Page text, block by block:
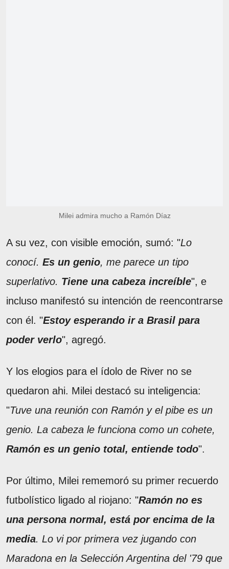
Milei admira mucho a Ramón Díaz
A su vez, con visible emoción, sumó: "Lo
conocí. Es un genio, me parece un tipo
superlativo. Tiene una cabeza increíble", e
incluso manifestó su intención de reencontrarse
con él. "Estoy esperando ir a Brasil para
poder verlo", agregó.
Y los elogios para el ídolo de River no se
quedaron ahi. Milei destacó su inteligencia:
"Tuve una reunión con Ramón y el pibe es un
genio. La cabeza le funciona como un cohete,
Ramón es un genio total, entiende todo".
Por último, Milei rememoró su primer recuerdo
futbolístico ligado al riojano: "Ramón no es
una persona normal, está por encima de la
media. Lo vi por primera vez jugando con
Maradona en la Selección Argentina del '79 que